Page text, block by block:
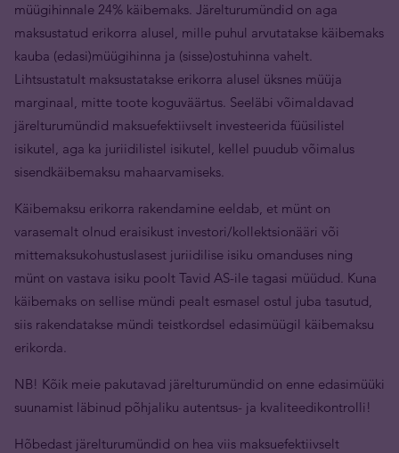
müügihinnale 24% käibemaks. Järelturumündid on aga
maksustatud erikorra alusel, mille puhul arvutatakse käibemaks
kauba (edasi)müügihinna ja (sisse)ostuhinna vahelt.
Lihtsustatult maksustatakse erikorra alusel üksnes müüja
marginaal, mitte toote koguväärtus. Seeläbi võimaldavad
järelturumündid maksuefektiivselt investeerida füüsilistel
isikutel, aga ka juriidilistel isikutel, kellel puudub võimalus
sisendkäibemaksu mahaarvamiseks.
Käibemaksu erikorra rakendamine eeldab, et münt on
varasemalt olnud eraisikust investori/kollektsionääri või
mittemaksukohustuslasest juriidilise isiku omanduses ning
münt on vastava isiku poolt Tavid AS-ile tagasi müüdud. Kuna
käibemaks on sellise mündi pealt esmasel ostul juba tasutud,
siis rakendatakse mündi teistkordsel edasimüügil käibemaksu
erikorda.
NB! Kõik meie pakutavad järelturumündid on enne edasimüüki
suunamist läbinud põhjaliku autentsus- ja kvaliteedikontrolli!
Hõbedast järelturumündid on hea viis maksuefektiivselt